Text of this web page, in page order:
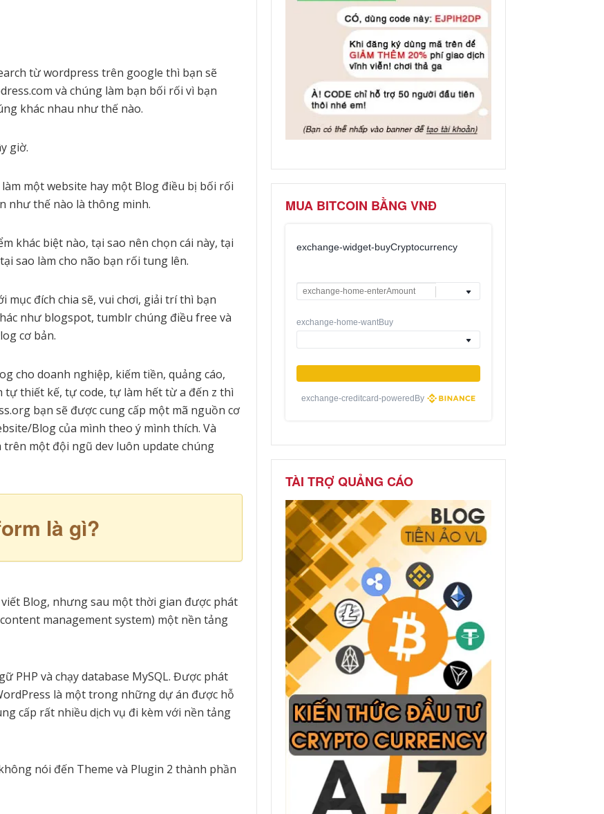
từ wordpress trên google thì bạn sẽ
và chúng làm bạn bối rối vì bạn
khác nhau như thế nào.
giờ.
một website hay một Blog điều bị bối rối
như thế nào là thông minh.
khác biệt nào, tại sao nên chọn cái này, tại
sao làm cho não bạn rối tung lên.
đích chia sẽ, vui chơi, giải trí thì bạn
như blogspot, tumblr chúng điều free và
cơ bản.
cho doanh nghiệp, kiếm tiền, quảng cáo,
tự thiết kế, tự code, tự làm hết từ a đến z thì
bạn sẽ được cung cấp một mã nguồn cơ
Blog của mình theo ý mình thích. Và
một đội ngũ dev luôn update chúng
là gì?
Blog, nhưng sau một thời gian được phát
management system) một nền tảng
PHP và chạy database MySQL. Được phát
là một trong những dự án được hỗ
cấp rất nhiều dịch vụ đi kèm với nền tảng
nói đến Theme và Plugin 2 thành phần
MUA BITCOIN BẰNG VNĐ
exchange-widget-buyCryptocurrency
exchange-home-wantBuy
exchange-creditcard-poweredBy
TÀI TRỢ QUẢNG CÁO